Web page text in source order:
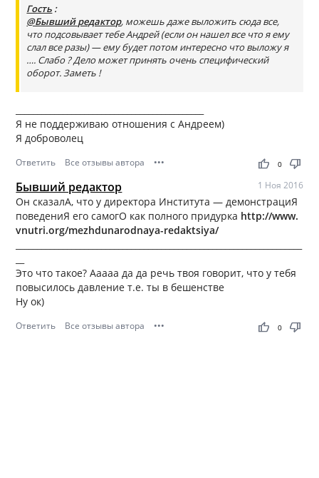
Гость :
@Бывший редактор, можешь даже выложить сюда все,
что подсовывает тебе Андрей (если он нашел все что я ему
слал все разы) — ему будет потом интересно что выложу я
…. Слабо ? Дело может принять очень специфический
оборот. Заметь !
Я не поддерживаю отношения с Андреем)
Я доброволец
Ответить Все отзывы автора ••• thumb_up thumb_down
0
Бывший редактор 1 Ноя 2016
Он сказалА, что у директора Института — демонстрациЯ
поведениЯ его самогО как полного придурка http://www.
vnutri.org/mezhdunarodnaya-redaktsiya/
Это что такое? Ааааа да да речь твоя говорит, что у тебя
повысилось давление т.е. ты в бешенстве
Ну ок)
Ответить Все отзывы автора ••• thumb_up thumb_down
0